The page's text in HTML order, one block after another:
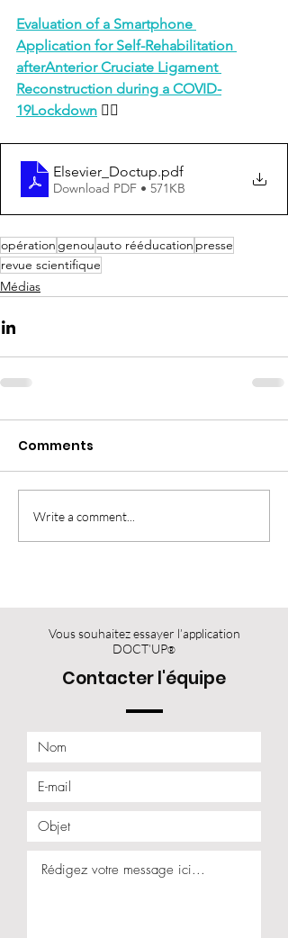
Evaluation of a Smartphone
Application for Self-Rehabilitation
afterAnterior Cruciate Ligament
Reconstruction during a COVID-
19Lockdown 👇🏻
Elsevier_Doctup.pdf
Download PDF • 571KB
opération genou auto rééducation presse
revue scientifique
Médias
Comments
Write a comment...
Vous souhaitez essayer l’application
DOCT’UP®
Contacter l'équipe